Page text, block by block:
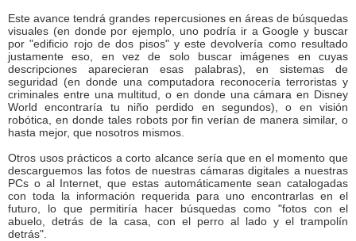
Este avance tendrá grandes repercusiones en áreas de búsquedas
visuales (en donde por ejemplo, uno podría ir a Google y buscar
por "edificio rojo de dos pisos" y este devolvería como resultado
justamente eso, en vez de solo buscar imágenes en cuyas
descripciones aparecieran esas palabras), en sistemas de
seguridad (en donde una computadora reconocería terroristas y
criminales entre una multitud, o en donde una cámara en Disney
World encontraría tu niño perdido en segundos), o en visión
robótica, en donde tales robots por fin verían de manera similar, o
hasta mejor, que nosotros mismos.
Otros usos prácticos a corto alcance sería que en el momento que
descarguemos las fotos de nuestras cámaras digitales a nuestras
PCs o al Internet, que estas automáticamente sean catalogadas
con toda la información requerida para uno encontrarlas en el
futuro, lo que permitiría hacer búsquedas como "fotos con el
abuelo, detrás de la casa, con el perro al lado y el trampolín
detrás".